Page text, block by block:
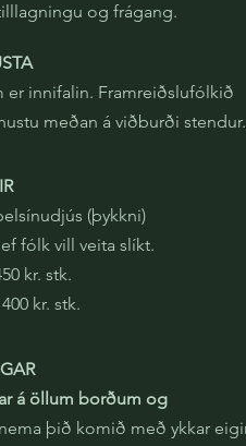
og frágang.
innifalin. Framreiðslufólkið
meðan á viðburði stendur.
(þykkni)
fólk vill veita slíkt.
kr. stk.
kr. stk.
á öllum borðum og
þið komið með ykkar